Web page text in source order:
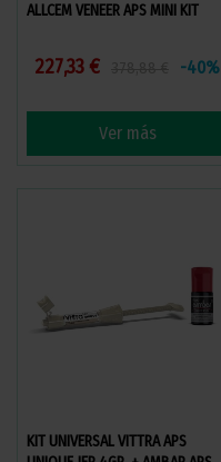
ALLCEM VENEER APS MINI KIT
227,33 € -40%
Ver más
KIT UNIVERSAL VITTRA APS